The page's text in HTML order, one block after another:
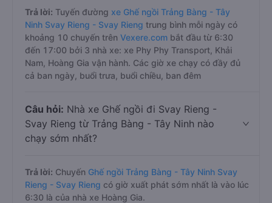
Trả lời: Tuyến đường xe Ghế ngồi Trảng Bàng - Tây
Ninh Svay Rieng - Svay Rieng trung bình mỗi ngày có
khoảng 10 chuyến trên Vexere.com bắt đầu từ 6:30
đến 17:00 bởi 3 nhà xe: xe Phy Phy Transport, Khải
Nam, Hoàng Gia vận hành. Các giờ xe chạy có đầy đủ
cả ban ngày, buổi trưa, buổi chiều, ban đêm
Câu hỏi: Nhà xe Ghế ngồi đi Svay Rieng -
Svay Rieng từ Trảng Bàng - Tây Ninh nào
chạy sớm nhất?
Trả lời: Chuyến Ghế ngồi Trảng Bàng - Tây Ninh Svay
Rieng - Svay Rieng có giờ xuất phát sớm nhất là vào lúc
6:30 là của nhà xe Hoàng Gia.